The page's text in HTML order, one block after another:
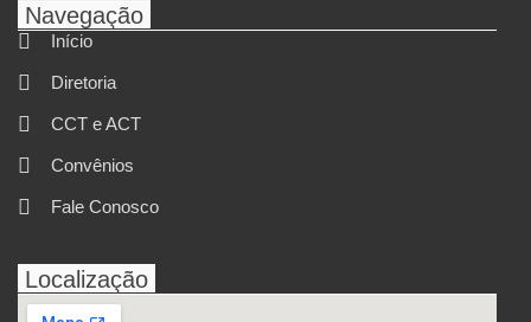
Navegação
Início
Diretoria
CCT e ACT
Convênios
Fale Conosco
Localização